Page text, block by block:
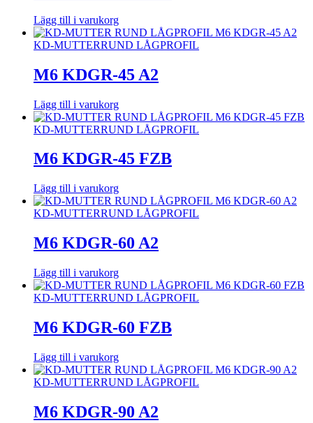
Lägg till i varukorg
KD-MUTTERRUND LÅGPROFIL
M6 KDGR-45 A2
Lägg till i varukorg
KD-MUTTERRUND LÅGPROFIL
M6 KDGR-45 FZB
Lägg till i varukorg
KD-MUTTERRUND LÅGPROFIL
M6 KDGR-60 A2
Lägg till i varukorg
KD-MUTTERRUND LÅGPROFIL
M6 KDGR-60 FZB
Lägg till i varukorg
KD-MUTTERRUND LÅGPROFIL
M6 KDGR-90 A2